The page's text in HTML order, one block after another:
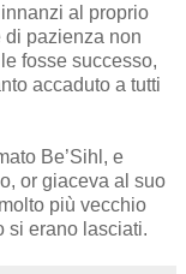
al proprio
di pazienza non
fosse successo,
accaduto a tutti
Be’Sihl, e
or giaceva al suo
più vecchio
si erano lasciati.